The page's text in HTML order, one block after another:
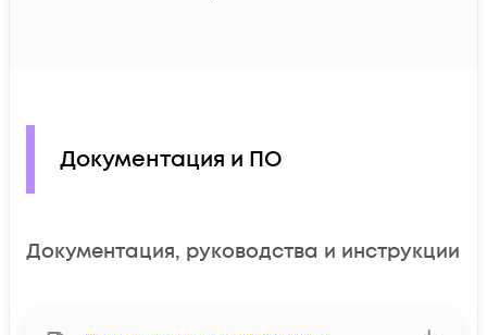
Документация и ПО
Документация, руководства и инструкции